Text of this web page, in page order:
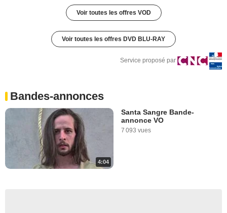
Voir toutes les offres VOD
Voir toutes les offres DVD BLU-RAY
Service proposé par
Bandes-annonces
4:04
Santa Sangre Bande-
annonce VO
7 093 vues